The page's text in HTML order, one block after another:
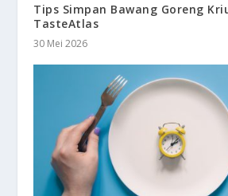
Tips Simpan Bawang Goreng
TasteAtlas
30 Mei 2026